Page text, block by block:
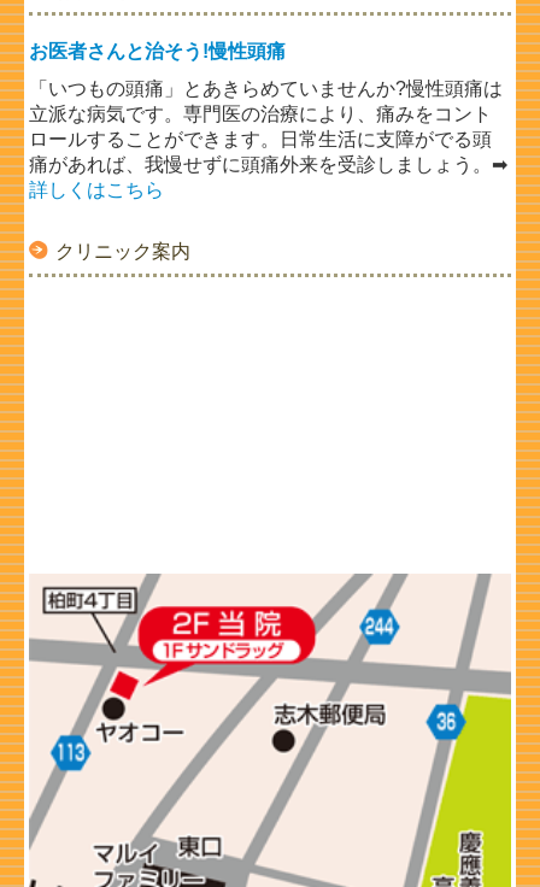
クリニック案内
お医者さんと治そう!慢性頭痛
「いつもの頭痛」とあきらめていませんか?慢性頭痛は
立派な病気です。専門医の治療により、痛みをコント
ロールすることができます。日常生活に支障がでる頭
痛があれば、我慢せずに頭痛外来を受診しましょう。➡
詳しくはこちら